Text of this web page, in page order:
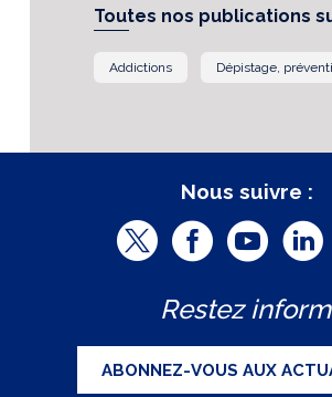
Toutes nos publications
Addictions Dépistage,
Nous suivre :
T
i
t
F
c
e
Y
u
t
Restez
ABONNEZ-VOUS AUX